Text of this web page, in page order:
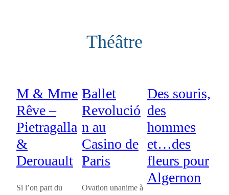
Théâtre
M & Mme
Rêve –
Pietragalla
&
Derouault
Si l’on part du
Ballet
Revolució
n au
Casino de
Paris
Ovation unanime à
Des souris,
des
hommes
et…des
fleurs pour
Algernon